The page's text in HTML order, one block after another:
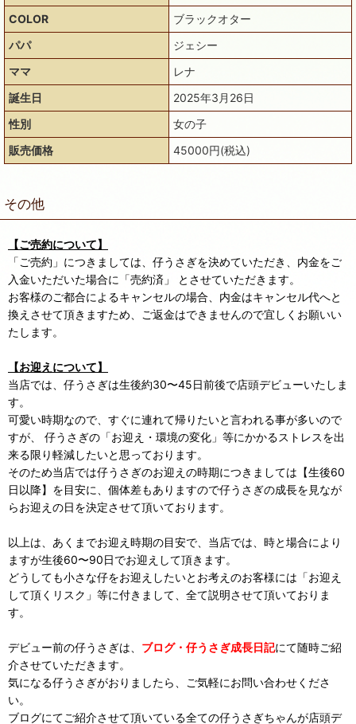
COLOR
ブラックオター
パパ
ジェシー
ママ
レナ
誕生日
2025年3月26日
性別
女の子
販売価格
45000円(税込)
その他
【ご売約について】
「ご売約」につきましては、仔うさぎを決めていただき、内金をご
入金いただいた場合に「売約済」 とさせていただきます。
お客様のご都合によるキャンセルの場合、内金はキャンセル代へと
換えさせて頂きますため、ご返金はできませんので宜しくお願いい
たします。
【お迎えについて】
当店では、仔うさぎは生後約30〜45日前後で店頭デビューいたしま
す。
可愛い時期なので、すぐに連れて帰りたいと言われる事が多いので
すが、 仔うさぎの「お迎え・環境の変化」等にかかるストレスを出
来る限り軽減したいと思っております。
そのため当店では仔うさぎのお迎えの時期につきましては【生後60
日以降】を目安に、個体差もありますので仔うさぎの成長を見なが
らお迎えの日を決定させて頂いております。
以上は、あくまでお迎え時期の目安で、当店では、時と場合により
ますが生後60〜90日でお迎えして頂きます。
どうしても小さな仔をお迎えしたいとお考えのお客様には「お迎え
して頂くリスク」等に付きまして、全て説明させて頂いておりま
す。
デビュー前の仔うさぎは、 ブログ・仔うさぎ成長日記にて随時ご紹
介させていただきます。
気になる仔うさぎがおりましたら、ご気軽にお問い合わせくださ
い。
ブログにてご紹介させて頂いている全ての仔うさぎちゃんが店頭デ